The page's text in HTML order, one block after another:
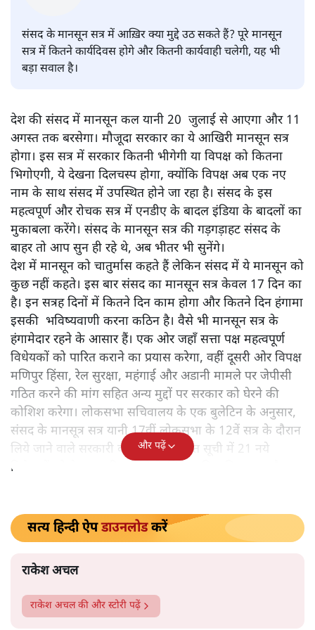
मानसून की संसद और संसद का
विश्लेषण | राकेश अचल| 19 JUL, 2023
राकेश अचल
संसद के मानसून सत्र में आख़िर क्या मुद्दे उठ सकते हैं? पूरे मानसून
सत्र में कितने कार्यदिवस होगे और कितनी कार्यवाही चलेगी, यह भी
बड़ा सवाल है।
देश की संसद में मानसून कल यानी 20 जुलाई से आएगा और 11
अगस्त तक बरसेगा। मौजूदा सरकार का ये आखिरी मानसून सत्र
होगा। इस सत्र में सरकार कितनी भीगेगी या विपक्ष को कितना
भिगोएगी, ये देखना दिलचस्प होगा, क्योंकि विपक्ष अब एक नए
नाम के साथ संसद में उपस्थित होने जा रहा है। संसद के इस
महत्वपूर्ण और रोचक सत्र में एनडीए के बादल इंडिया के बादलों का
मुकाबला करेंगे। संसद के मानसून सत्र की गड़गड़ाहट संसद के
देश में मानसून को चातुर्मास कहते हैं लेकिन संसद में ये मानसून को
कुछ नहीं कहते। इस बार संसद का मानसून सत्र केवल 17 दिन का
है। इन सत्रह दिनों में कितने दिन काम होगा और कितने दिन हंगामा
इसकी भविष्यवाणी करना कठिन है। वैसे भी मानसून सत्र के
विधेयकों को पारित कराने का प्रयास करेगा, वहीं दूसरी ओर विपक्ष
मण‍िपुर हिंसा, रेल सुरक्षा, महंगाई और अडानी मामले पर जेपीसी